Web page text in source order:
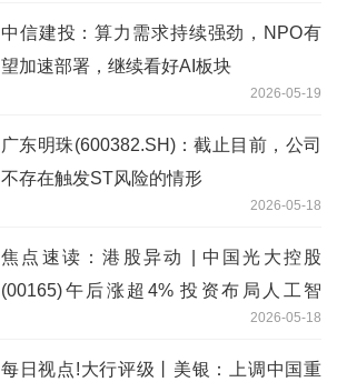
中信建投：算力需求持续强劲，NPO有
望加速部署，继续看好AI板块
2026-05-19
广东明珠(600382.SH)：截止目前，公司
不存在触发ST风险的情形
2026-05-18
焦点速读：港股异动 | 中国光大控股
(00165)午后涨超4% 投资布局人工智
2026-05-18
每日视点!大行评级丨美银：上调中国重